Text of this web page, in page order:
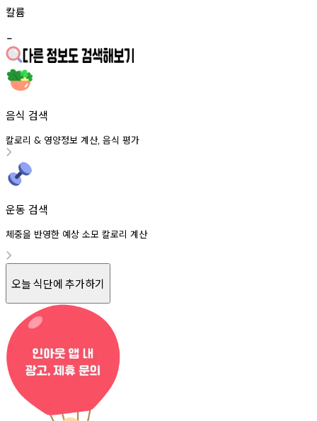
칼륨
-
음식 검색
칼로리 & 영양정보 계산, 음식 평가
운동 검색
체중을 반영한 예상 소모 칼로리 계산
오늘 식단에 추가하기